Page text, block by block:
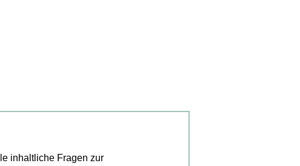
inhaltliche Fragen zur